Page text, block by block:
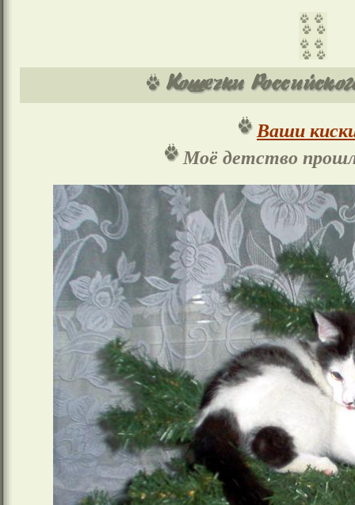
Ваши
Моё детство